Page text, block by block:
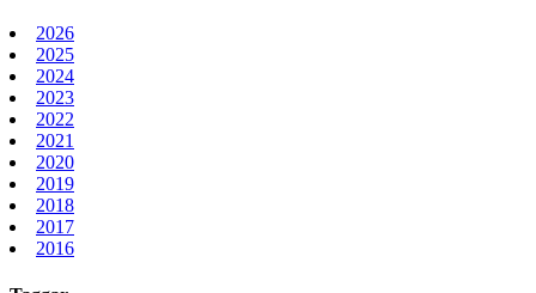
2026
2025
2024
2023
2022
2021
2020
2019
2018
2017
2016